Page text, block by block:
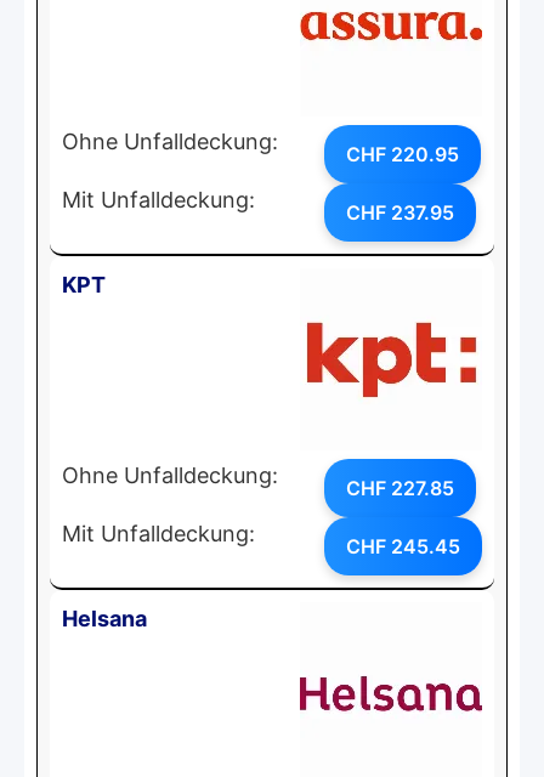
Ohne Unfalldeckung: CHF 220.95
Mit Unfalldeckung: CHF 237.95
KPT
Ohne Unfalldeckung: CHF 227.85
Mit Unfalldeckung: CHF 245.45
Helsana